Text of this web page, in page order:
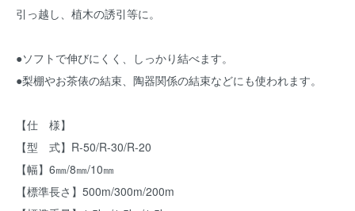
引っ越し、植木の誘引等に。
●ソフトで伸びにくく、しっかり結べます。
●梨棚やお茶俵の結束、陶器関係の結束などにも使われます。
【仕 様】
【型 式】R-50/R-30/R-20
【幅】6㎜/8㎜/10㎜
【標準長さ】500m/300m/200m